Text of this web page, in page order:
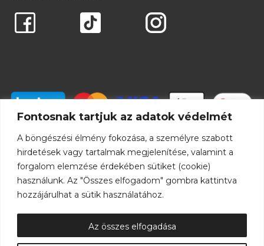
Fontosnak tartjuk az adatok védelmét
A böngészési élmény fokozása, a személyre szabott
hirdetések vagy tartalmak megjelenítése, valamint a
forgalom elemzése érdekében sütiket (cookie)
használunk. Az "Összes elfogadom" gombra kattintva
hozzájárulhat a sütik használatához.
Az összes elfogadása